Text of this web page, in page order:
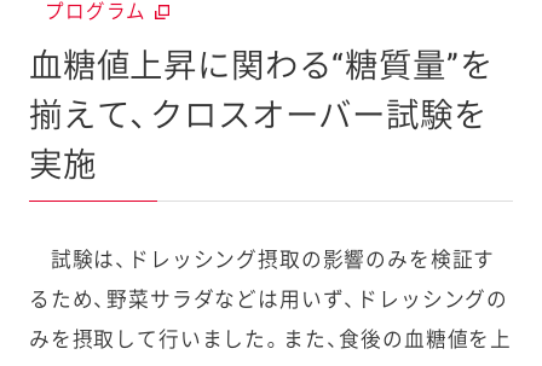
プログラム
血糖値上昇に関わる“糖質量”を
揃えて、クロスオーバー試験を
実施
試験は、ドレッシング摂取の影響のみを検証す
るため、野菜サラダなどは用いず、ドレッシングの
みを摂取して行いました。また、食後の血糖値を上